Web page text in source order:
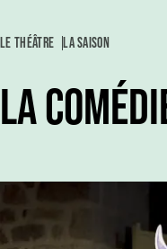
LE THÉÂTRE LA SAISON
LA